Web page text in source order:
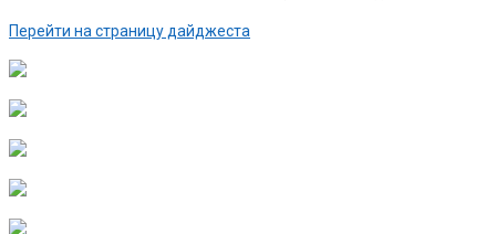
Перейти на страницу дайджеста